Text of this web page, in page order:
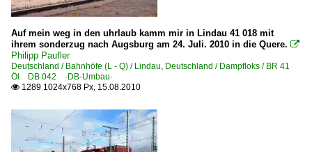
Anschriften, Logos
Bahnsteige
Dieselloks | 92 80
1 203 BR 203 DR 110 Umbau DR V 100.1 Private
1 218 BR 218
1 218 BR 218 Lokportraits
Auf mein weg in den uhrlaub kamm mir in Lindau 41 018 mit
ihrem sonderzug nach Augsburg am 24. Juli. 2010 in die Quere. 
Philipp Paufler
Deutschland / Bahnhöfe (L - Q) / Lindau, Deutschland / Dampfloks / BR 41
Öl DB 042 ·DB-Umbau·
 1289 1024x768 Px, 15.08.2010